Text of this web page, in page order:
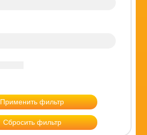
Применить фильтр
Сбросить фильтр